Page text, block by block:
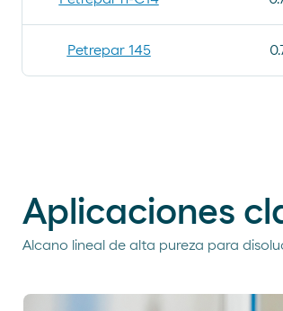
Petrepar 145
Aplicaciones
Alcano lineal de alta pureza para